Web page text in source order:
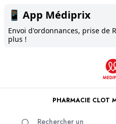
📱 App Médiprix
Envoi d'ordonnances, prise de
plus !
PHARMACIE CLOT